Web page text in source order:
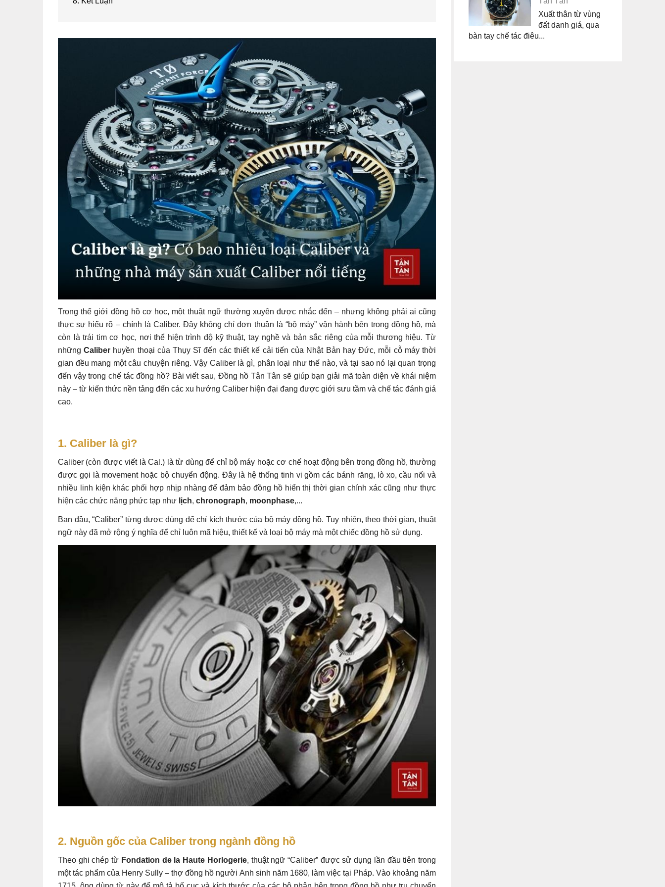
Trong thế giới đồng hồ cơ học, một thuật ngữ thường xuyên được nhắc đến – nhưng không phải ai cũng
thực sự hiểu rõ – chính là Caliber. Đây không chỉ đơn thuần là “bộ máy” vận hành bên trong đồng hồ, mà
còn là trái tim cơ học, nơi thể hiện trình độ kỹ thuật, tay nghề và bản sắc riêng của mỗi thương hiệu. Từ
nhữngCaliber huyền thoại của Thụy Sĩ đến các thiết kế cải tiến của Nhật Bản hay Đức, mỗi cỗ máy thời
gian đều mang một câu chuyện riêng. Vậy Caliber là gì, phân loại như thế nào, và tại sao nó lại quan trọng
đến vậy trong chế tác đồng hồ? Bài viết sau, Đồng hồ Tân Tân sẽ giúp bạn giải mã toàn diện về khái niệm
này – từ kiến thức nền tảng đến các xu hướng Caliber hiện đại đang được giới sưu tầm và chế tác đánh giá
cao.
1. Caliber là gì?
Caliber (còn được viết là Cal.) là từ dùng để chỉ bộ máy hoặc cơ chế hoạt động bên trong đồng hồ, thường
được gọi là movement hoặc bộ chuyển động. Đây là hệ thống tinh vi gồm các bánh răng, lò xo, cầu nối và
nhiều linh kiện khác phối hợp nhịp nhàng để đảm bảo đồng hồ hiển thị thời gian chính xác cũng như thực
hiện các chức năng phức tạp như lịch, chronograph, moonphase,...
Ban đầu, “Caliber” từng được dùng để chỉ kích thước của bộ máy đồng hồ. Tuy nhiên, theo thời gian, thuật
ngữ này đã mở rộng ý nghĩa để chỉ luôn mã hiệu, thiết kế và loại bộ máy mà một chiếc đồng hồ sử dụng.
2. Nguồn gốc của Caliber trong ngành đồng hồ
Theo ghi chép từ Fondation de la Haute Horlogerie, thuật ngữ “Caliber” được sử dụng lần đầu tiên trong
một tác phẩm của Henry Sully – thợ đồng hồ người Anh sinh năm 1680, làm việc tại Pháp. Vào khoảng năm
Xuất thân từ vùng
đất danh giá, qua
bàn tay chế tác điêu...